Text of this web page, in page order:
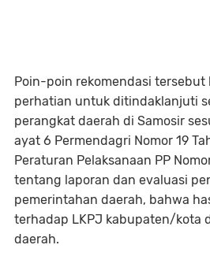
Poin-poin rekomendasi tersebut
perhatian untuk ditindaklanjuti
perangkat daerah di Samosir
ayat 6 Permendagri Nomor 19
Peraturan Pelaksanaan PP
tentang laporan dan evaluasi
pemerintahan daerah, bahwa
terhadap LKPJ kabupaten/kota
daerah.